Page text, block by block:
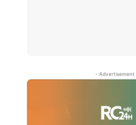
- Advertisement